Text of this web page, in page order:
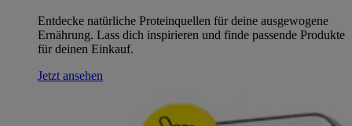
Entdecke natürliche Proteinquellen für deine ausgewogene
Ernährung. Lass dich inspirieren und finde passende Produkte
für deinen Einkauf.
Jetzt ansehen